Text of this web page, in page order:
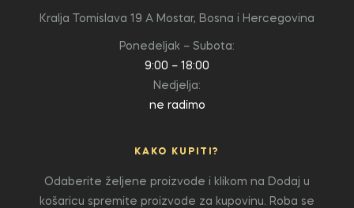
Kralja Tomislava 19 A Mostar, Bosna i Hercegovina
Ponedeljak – Subota:
9:00 – 18:00
Nedjelja:
ne radimo
KAKO KUPITI?
Odaberite željene proizvode i klikom na Dodaj u
košaricu spremite proizvode za kupovinu. Roba se